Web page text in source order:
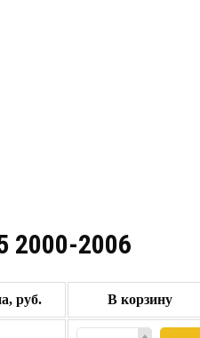
2000-2006
руб. В корзину